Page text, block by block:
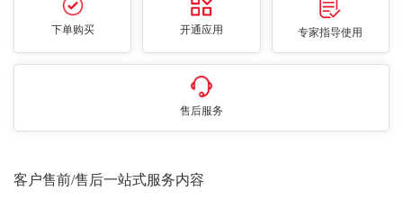
下单购买 开通应用 专家指导使用
售后服务
客户售前/售后一站式服务内容